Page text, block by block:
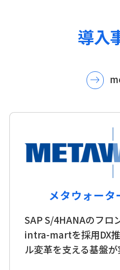
導入
メタウォータ
SAP S/4HANAのフロ
intra-martを採用DX
ル変革を支える基盤